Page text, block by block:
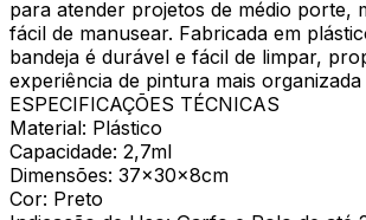
para atender projetos de médio porte,
fácil de manusear. Fabricada em
bandeja é durável e fácil de limpar,
experiência de pintura mais organizada
ESPECIFICAÇÕES TÉCNICAS
Material: Plástico
Capacidade: 2,7ml
Dimensões: 37x30x8cm
Cor: Preto